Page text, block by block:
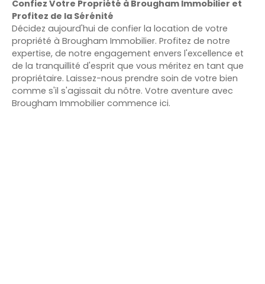
Confiez Votre Propriété à Brougham Immobilier et
Profitez de la Sérénité
Décidez aujourd'hui de confier la location de votre
propriété à Brougham Immobilier. Profitez de notre
expertise, de notre engagement envers l'excellence et
de la tranquillité d'esprit que vous méritez en tant que
propriétaire. Laissez-nous prendre soin de votre bien
comme s'il s'agissait du nôtre. Votre aventure avec
Brougham Immobilier commence ici.